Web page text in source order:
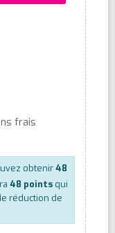
frais
obtenir48
48 pointsqui
réduction de